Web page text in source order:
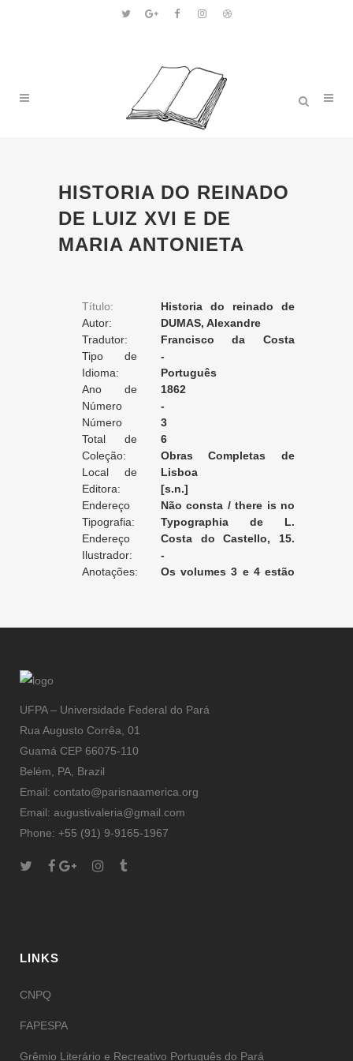
HISTORIA DO REINADO
DE LUIZ XVI E DE
MARIA ANTONIETA
Título:
Historia do reinado de
Luiz XVI e de Maria Antonieta
Autor:
DUMAS, Alexandre
Tradutor:
Francisco da Costa
Braga
Tipo de
Tradução:
-
Idioma:
Português
Ano de
Edição:
1862
Número
da Edição:
-
Número
do Volume:
3
Total de
Volumes:
6
Coleção:
Obras Completas de
Alexandre Dumas
Local de
Edição:
Lisboa
Editora:
[s.n.]
Endereço
da Editora:
Não consta / there is no
record / non enregistré
Tipografia:
Typographia de L.
Corrêa da Cunha
Endereço
da Tipografia:
Costa do Castello, 15.
Entulhos da Rua de São
Mamede, 5 [Lisboa]
Ilustrador:
-
Anotações:
Os volumes 3 e 4 estão
UFPA – Universidade Federal do Pará
Rua Augusto Corrêa, 01
Guamá CEP 66075-110
Belém, PA, Brazil
Email: contato@parisnaamerica.org
Email: augustivaleria@gmail.com
Phone: +55 (91) 9-9165-1967
LINKS
CNPQ
FAPESPA
Grêmio Literário e Recreativo Português do Pará